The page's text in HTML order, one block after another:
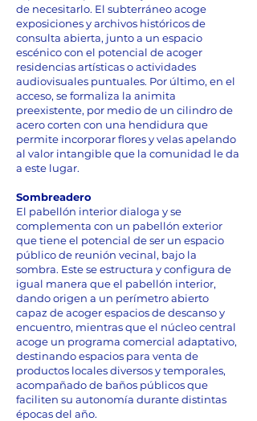
de necesitarlo. El subterráneo acoge
exposiciones y archivos históricos de
consulta abierta, junto a un espacio
escénico con el potencial de acoger
residencias artísticas o actividades
audiovisuales puntuales. Por último, en el
acceso, se formaliza la animita
preexistente, por medio de un cilindro de
acero corten con una hendidura que
permite incorporar flores y velas apelando
al valor intangible que la comunidad le da
a este lugar.
Sombreadero
El pabellón interior dialoga y se
complementa con un pabellón exterior
que tiene el potencial de ser un espacio
público de reunión vecinal, bajo la
sombra. Este se estructura y configura de
igual manera que el pabellón interior,
dando origen a un perímetro abierto
capaz de acoger espacios de descanso y
encuentro, mientras que el núcleo central
acoge un programa comercial adaptativo,
destinando espacios para venta de
productos locales diversos y temporales,
acompañado de baños públicos que
faciliten su autonomía durante distintas
épocas del año.